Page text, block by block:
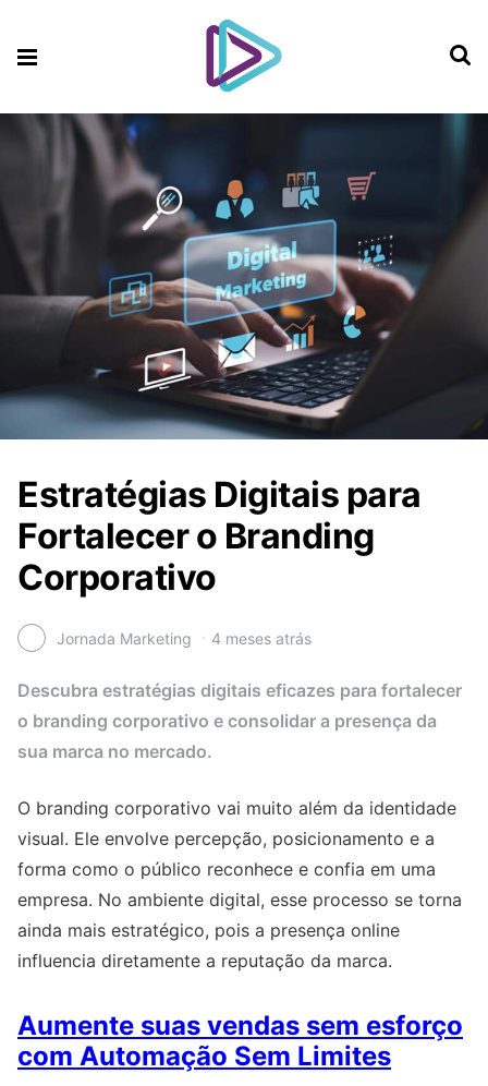
Estratégias Digitais para
Fortalecer o Branding
Corporativo
Jornada Marketing 4 meses atrás
Descubra estratégias digitais eficazes para fortalecer
o branding corporativo e consolidar a presença da
sua marca no mercado.
O branding corporativo vai muito além da identidade
visual. Ele envolve percepção, posicionamento e a
forma como o público reconhece e confia em uma
empresa. No ambiente digital, esse processo se torna
ainda mais estratégico, pois a presença online
influencia diretamente a reputação da marca.
Aumente suas vendas sem esforço
com Automação Sem Limites